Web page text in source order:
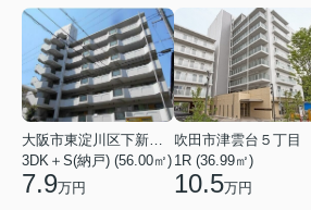
大阪市東淀川区下新庄２丁目
3DK＋S(納戸) (56.00㎡)
7.9万円
吹田市津雲台５丁目
1R (36.99㎡)
10.5万円